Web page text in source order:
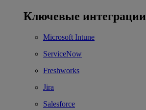
Ключевые интеграции
Microsoft Intune
ServiceNow
Freshworks
Jira
Salesforce